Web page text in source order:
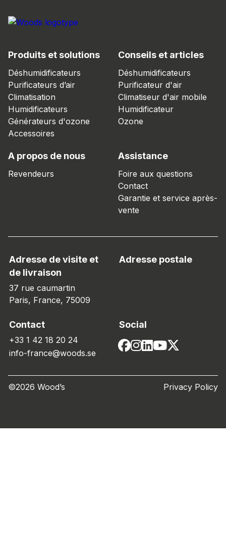
Produits et solutions
Déshumidificateurs
Purificateurs d’air
Climatisation
Humidificateurs
Générateurs d'ozone
Accessoires
Conseils et articles
Déshumidificateurs
Purificateur d'air
Climatiseur d'air mobile
Humidificateur
Ozone
A propos de nous
Revendeurs
Assistance
Foire aux questions
Contact
Garantie et service après-
vente
Adresse de visite et
de livraison
37 rue caumartin
Paris, France, 75009
Adresse postale
Contact
+33 1 42 18 20 24
info-france@woods.se
Social
©2026 Wood’s Privacy Policy